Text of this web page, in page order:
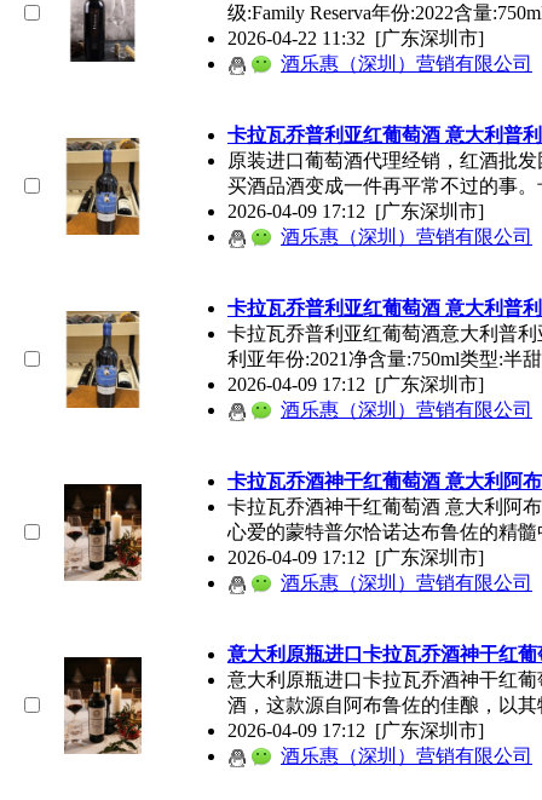
级:Family Reserva年份:2022含量
2026-04-22 11:32 [广东深圳市]
酒乐惠（深圳）营销有限公司
卡拉瓦乔普利亚红葡萄酒 意大利普
原装进口葡萄酒代理经销，红酒批发
买酒品酒变成一件再平常不过的事。
2026-04-09 17:12 [广东深圳市]
酒乐惠（深圳）营销有限公司
卡拉瓦乔普利亚红葡萄酒 意大利普
卡拉瓦乔普利亚红葡萄酒意大利普
利亚年份:2021净含量:750ml类型:半
2026-04-09 17:12 [广东深圳市]
酒乐惠（深圳）营销有限公司
卡拉瓦乔酒神干红葡萄酒 意大利阿
卡拉瓦乔酒神干红葡萄酒 意大利阿
心爱的蒙特普尔恰诺达布鲁佐的精髓
2026-04-09 17:12 [广东深圳市]
酒乐惠（深圳）营销有限公司
意大利原瓶进口卡拉瓦乔酒神干红葡
意大利原瓶进口卡拉瓦乔酒神干红葡
酒 ，这款源自阿布鲁佐的佳酿，以
2026-04-09 17:12 [广东深圳市]
酒乐惠（深圳）营销有限公司